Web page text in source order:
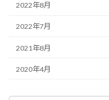
2022年8月
2022年7月
2021年8月
2020年4月